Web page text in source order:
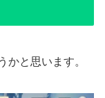
かと思います。